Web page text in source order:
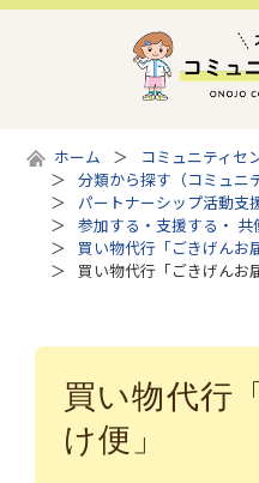
ホーム
コミュニティセ
分類から探す（コミュニ
パートナーシップ活動支
参加する・支援する・ 共
買い物代行「ごきげんお
買い物代行「ごきげんお
買い物代行
け便」